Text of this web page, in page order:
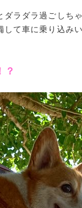
ダラダラ過ごしち
して車に乗り込みい
？